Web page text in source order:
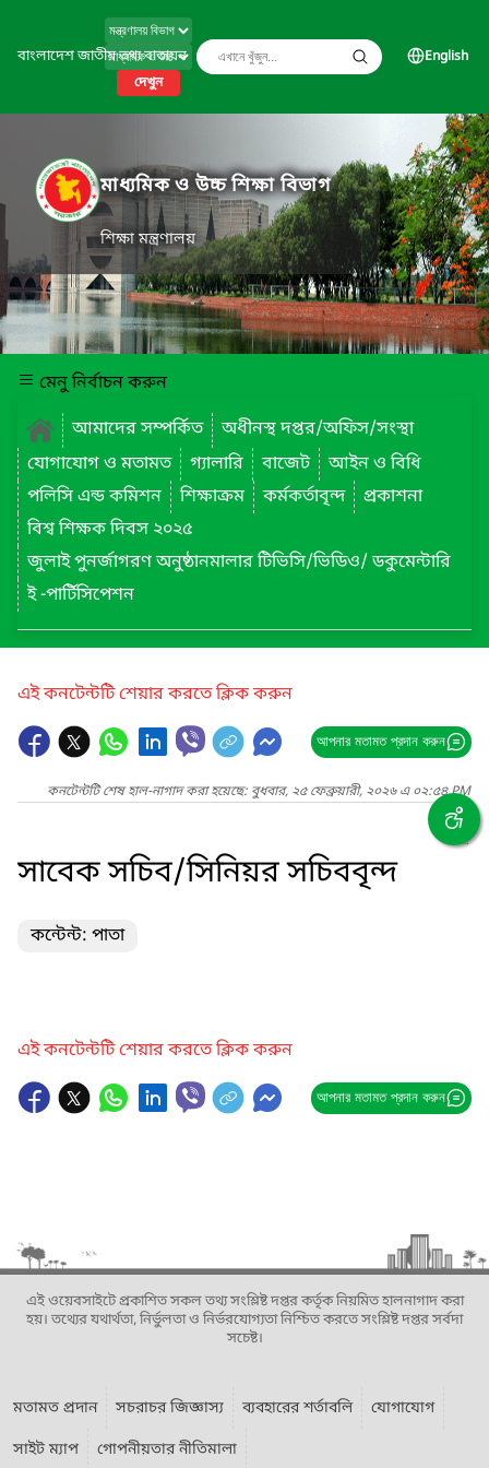
বাংলাদেশ জাতীয় তথ্য বাতায়ন
দেখুন
English
মাধ্যমিক ও উচ্চ শিক্ষা বিভাগ
শিক্ষা মন্ত্রণালয়
মেনু নির্বাচন করুন
আমাদের সম্পর্কিত
অধীনস্থ দপ্তর/অফিস/সংস্থা
যোগাযোগ ও মতামত
গ্যালারি বাজেট
আইন ও বিধি
পলিসি এন্ড কমিশন
শিক্ষাক্রম কর্মকর্তাবৃন্দ
প্রকাশনা
বিশ্ব শিক্ষক দিবস ২০২৫
জুলাই পুনর্জাগরণ অনুষ্ঠানমালার টিভিসি/ভিডিও/ ডকুমেন্টারি
ই -পার্টিসিপেশন
এই কনটেন্টটি শেয়ার করতে ক্লিক করুন
আপনার মতামত প্রদান করুন
কনটেন্টটি শেষ হাল-নাগাদ করা হয়েছে: বুধবার, ২৫ ফেব্রুয়ারী, ২০২৬ এ ০২:৫৪ PM
সাবেক সচিব/সিনিয়র সচিববৃন্দ
কন্টেন্ট: পাতা
এই কনটেন্টটি শেয়ার করতে ক্লিক করুন
আপনার মতামত প্রদান করুন
এই ওয়েবসাইটে প্রকাশিত সকল তথ্য সংশ্লিষ্ট দপ্তর কর্তৃক নিয়মিত হালনাগাদ করা
হয়। তথ্যের যথার্থতা, নির্ভুলতা ও নির্ভরযোগ্যতা নিশ্চিত করতে সংশ্লিষ্ট দপ্তর সর্বদা
সচেষ্ট।
মতামত প্রদান সচরাচর জিজ্ঞাস্য ব্যবহারের শর্তাবলি
যোগাযোগ
সাইট ম্যাপ
গোপনীয়তার নীতিমালা